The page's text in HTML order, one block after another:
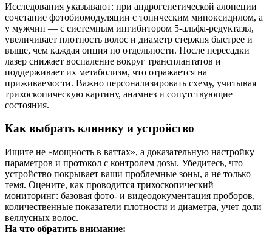
Исследования указывают: при андрогенетической алопеции
сочетание фотобиомодуляции с топическим миноксидилом, а
у мужчин — с системным ингибитором 5-альфа-редуктазы,
увеличивает плотность волос и диаметр стержня быстрее и
выше, чем каждая опция по отдельности. После пересадки
лазер снижает воспаление вокруг трансплантатов и
поддерживает их метаболизм, что отражается на
приживаемости. Важно персонализировать схему, учитывая
трихоскопическую картину, анамнез и сопутствующие
состояния.
Как выбрать клинику и устройство
Ищите не «мощность в ваттах», а доказательную настройку
параметров и протокол с контролем дозы. Убедитесь, что
устройство покрывает ваши проблемные зоны, а не только
темя. Оцените, как проводится трихоскопический
мониторинг: базовая фото- и видеодокументация проборов,
количественные показатели плотности и диаметра, учет доли
веллусных волос.
На что обратить внимание: